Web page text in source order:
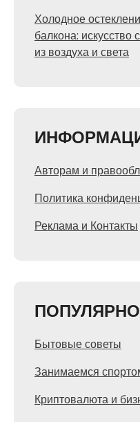
Холодное
балкона: искусство
из воздуха и света
Авторам и
Политика
Реклама и Контакты
Бытовые советы
Занимаемся
Криптовалюта и